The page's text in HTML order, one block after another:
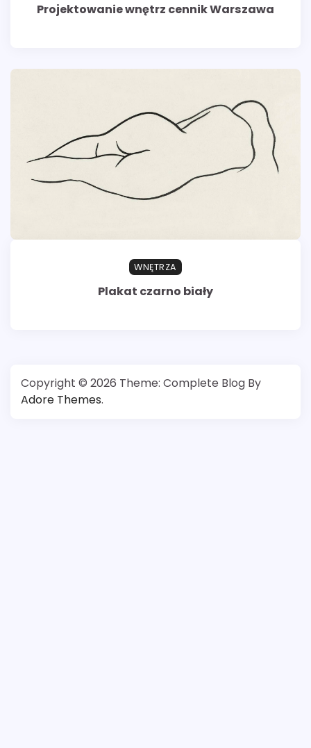
Projektowanie wnętrz cennik Warszawa
WNĘTRZA
Plakat czarno biały
Copyright © 2026 Theme: Complete Blog By
Adore Themes.